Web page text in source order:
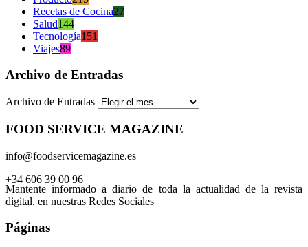
Recetas de Cocina27
Salud144
Tecnología151
Viajes89
Archivo de Entradas
Archivo de Entradas
FOOD SERVICE MAGAZINE
info@foodservicemagazine.es
+34 606 39 00 96
Mantente informado a diario de toda la actualidad de la revista
digital, en nuestras Redes Sociales
Páginas